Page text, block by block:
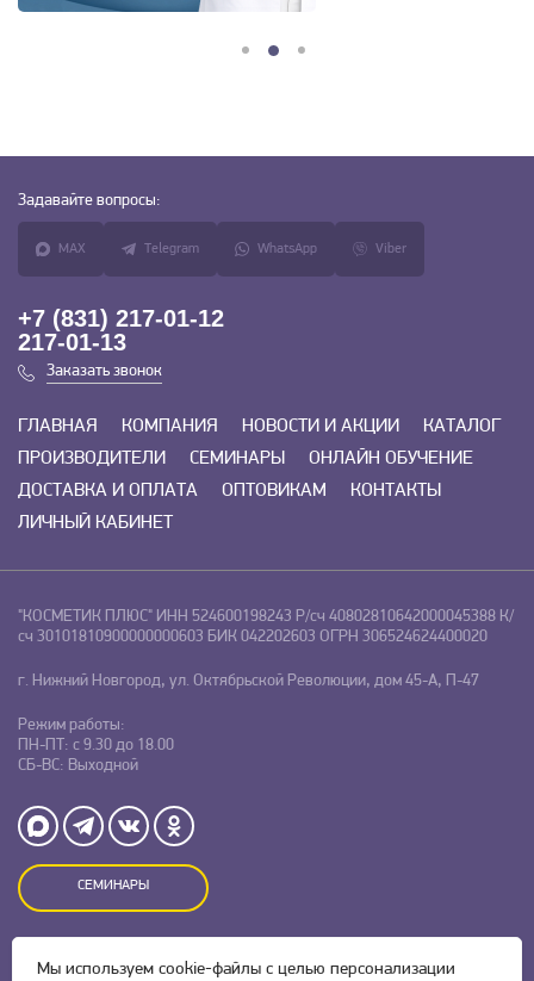
Задавайте вопросы:
MAX Telegram WhatsApp Viber
+7 (831) 217-01-12
217-01-13
Заказать звонок
ГЛАВНАЯ КОМПАНИЯ НОВОСТИ И АКЦИИ
КАТАЛОГ
ПРОИЗВОДИТЕЛИ
СЕМИНАРЫ
ОНЛАЙН ОБУЧЕНИЕ
ДОСТАВКА И ОПЛАТА
ОПТОВИКАМ
КОНТАКТЫ
ЛИЧНЫЙ КАБИНЕТ
"КОСМЕТИК ПЛЮС" ИНН 524600198243 Р/сч 40802810642000045388 К/
сч 30101810900000000603 БИК 042202603 ОГРН 306524624400020
г. Нижний Новгород, ул. Октябрьской Революции, дом 45-А, П-47
Режим работы:
ПН-ПТ: с 9.30 до 18.00
СБ-ВС: Выходной
СЕМИНАРЫ
Оставляя заявку на сайте, Вы даете свое согласие на обработку
Мы используем cookie-файлы с целью персонализации